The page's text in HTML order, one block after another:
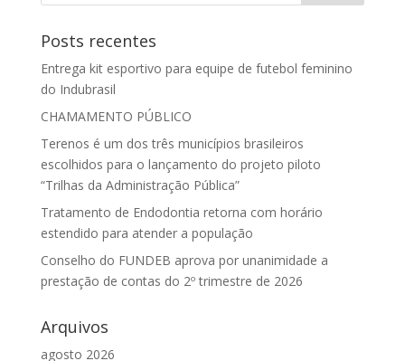
Posts recentes
Entrega kit esportivo para equipe de futebol feminino
do Indubrasil
CHAMAMENTO PÚBLICO
Terenos é um dos três municípios brasileiros
escolhidos para o lançamento do projeto piloto
“Trilhas da Administração Pública”
Tratamento de Endodontia retorna com horário
estendido para atender a população
Conselho do FUNDEB aprova por unanimidade a
prestação de contas do 2º trimestre de 2026
Arquivos
agosto 2026